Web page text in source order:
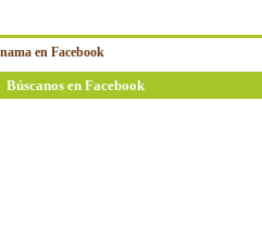
en Facebook
Búscanos en Facebook